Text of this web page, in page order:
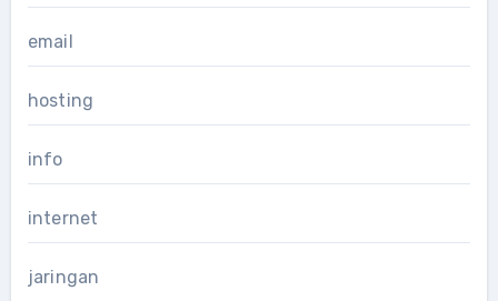
email
hosting
info
internet
jaringan